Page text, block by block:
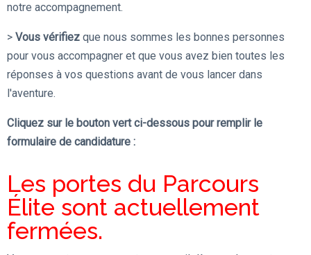
notre accompagnement.
> Vous vérifiez que nous sommes les bonnes personnes
pour vous accompagner et que vous avez bien toutes les
réponses à vos questions avant de vous lancer dans
l'aventure.
Cliquez sur le bouton vert ci-dessous pour remplir le
formulaire de candidature :
Les portes du Parcours
Élite sont actuellement
fermées.